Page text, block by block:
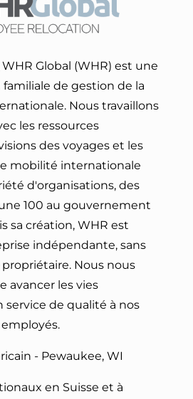
Global (WHR) est une
de gestion de la
Nous travaillons
les ressources
des voyages et les
mobilité internationale
d'organisations, des
100 au gouvernement
sa création, WHR est
indépendante, sans
Nous nous
avancer les vies
service de qualité à nos
- Pewaukee, WI
en Suisse et à